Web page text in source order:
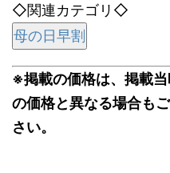
◇関連カテゴリ◇
母の日早割
※掲載の価格は、掲載
の価格と異なる場合も
さい。